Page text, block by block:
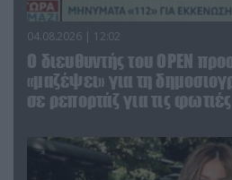
04.08.2026 | 12:02
O διευθυντής του OPEN
«μαζέψει» για τη
σε ρεπορτάζ για τις φωτιές